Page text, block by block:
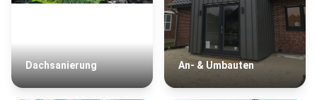
Dachsanierung An- & Umbauten